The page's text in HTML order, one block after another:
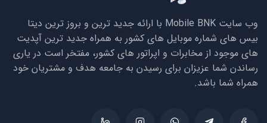
وب سایت Mobile BNK با ارائه جدید ترین و بروز ترین دیتا
بیس های شماره موبایل های کشور به همراه جدید ترین آپدیت
های موجود از مخابرات و اپراتور های کشور، مفتخر است در یاری
رساندن شما عزیزان برای رسیدن به جامعه هدف و مشتریان خود
همراه شما باشد.